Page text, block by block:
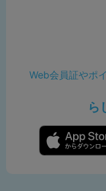
Web会員証やポ
ら